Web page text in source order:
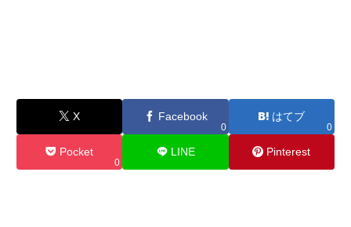
X Facebook
0
はてブ
0
Pocket
0
LINE Pinterest